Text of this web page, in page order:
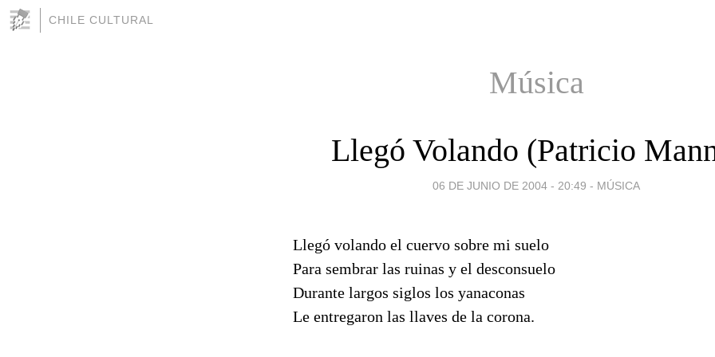
CHILE CULTURAL
Música
Llegó Volando (Patricio
06 DE JUNIO DE 2004 - 20:49 - MÚSICA
Llegó volando el cuervo sobre mi suelo
Para sembrar las ruinas y el desconsuelo
Durante largos siglos los yanaconas
Le entregaron las llaves de la corona.